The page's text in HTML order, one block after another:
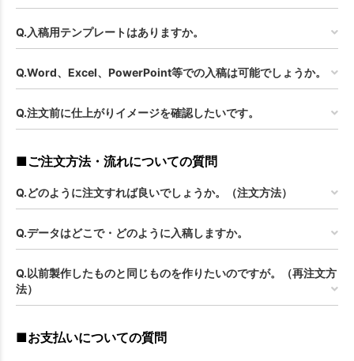
Q.入稿用テンプレートはありますか。
Q.Word、Excel、PowerPoint等での入稿は可能でしょうか。
Q.注文前に仕上がりイメージを確認したいです。
■ご注文方法・流れについての質問
Q.どのように注文すれば良いでしょうか。（注文方法）
Q.データはどこで・どのように入稿しますか。
Q.以前製作したものと同じものを作りたいのですが。（再注文方
法）
■お支払いについての質問